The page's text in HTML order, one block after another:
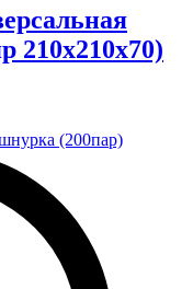
210х210х70)